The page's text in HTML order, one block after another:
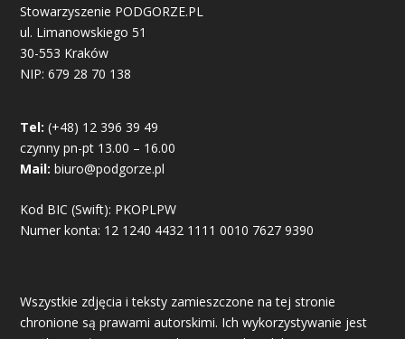
Stowarzyszenie PODGORZE.PL
ul. Limanowskiego 51
30-553 Kraków
NIP: 679 28 70 138
Tel: (+48) 12 396 39 49
czynny pn-pt 13.00 – 16.00
Mail: biuro@podgorze.pl
Kod BIC (Swift): PKOPLPW
Numer konta: 12 1240 4432 1111 0010 7627 9390
Wszystkie zdjęcia i teksty zamieszczone na tej stronie
chronione są prawami autorskimi. Ich wykorzystywanie jest